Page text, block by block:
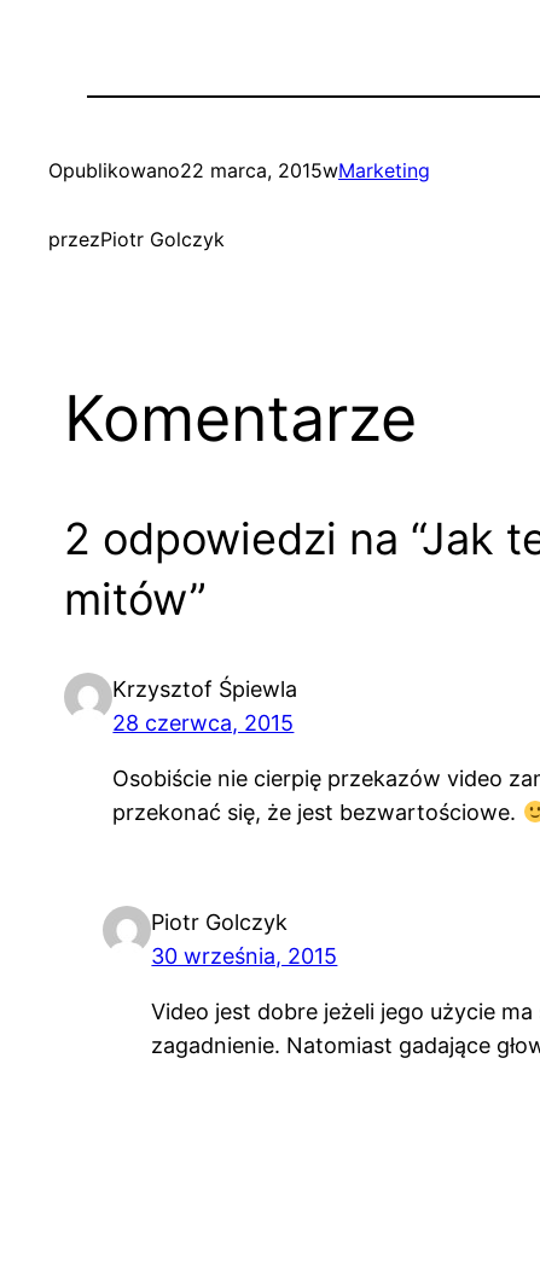
Opublikowano22 marca, 2015wMarketing
przezPiotr Golczyk
Komentarze
2 odpowiedzi na “Jak
mitów”
Krzysztof Śpiewla
28 czerwca, 2015
Osobiście nie cierpię przekazów video
przekonać się, że jest bezwartościowe.
Piotr Golczyk
30 września, 2015
Video jest dobre jeżeli jego użycie
zagadnienie. Natomiast gadające